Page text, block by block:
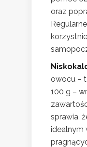
oraz
owocu –
100 g –
sprawia,
idealnym